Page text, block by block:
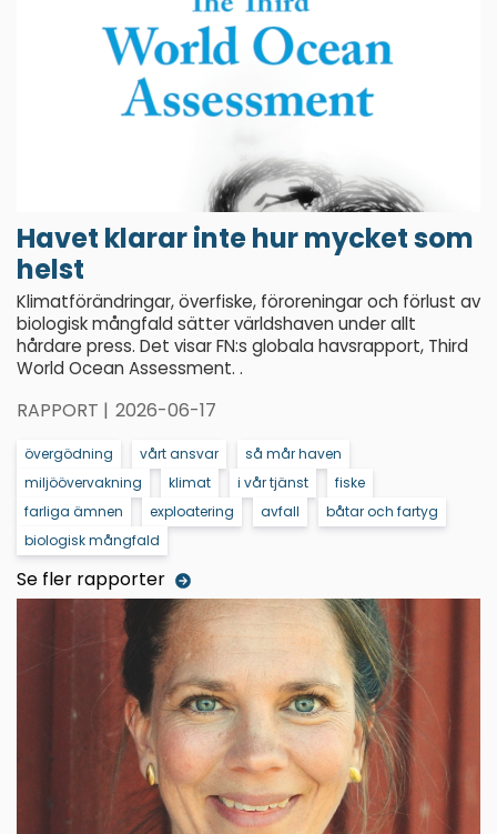
Havet klarar inte hur mycket som
helst
Klimatförändringar, överfiske, föroreningar och förlust av
biologisk mångfald sätter världshaven under allt
hårdare press. Det visar FN:s globala havsrapport, Third
World Ocean Assessment. .
RAPPORT | 2026-06-17
övergödning vårt ansvar
så mår haven
miljöövervakning
klimat i vår tjänst
fiske
farliga ämnen
exploatering avfall
båtar och fartyg
biologisk mångfald
Se fler rapporter